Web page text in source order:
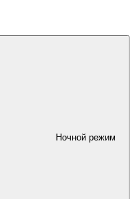
Ночной режим